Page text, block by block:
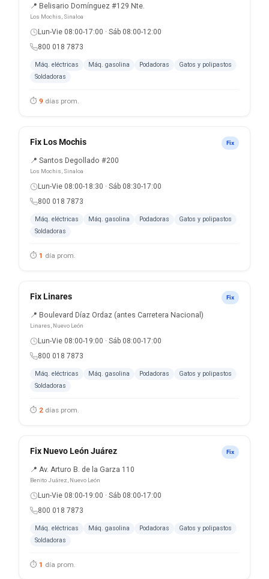
📍 Belisario Domínguez #129 Nte.
Los Mochis, Sinaloa
Lun-Vie 08:00-17:00 · Sáb 08:00-12:00
800 018 7873
Máq. eléctricas Máq. gasolina Podadoras
Gatos y polipastos
Soldadoras
⏱ 9 días prom.
Fix Los Mochis Fix
📍 Santos Degollado #200
Los Mochis, Sinaloa
Lun-Vie 08:00-18:30 · Sáb 08:30-17:00
800 018 7873
Máq. eléctricas Máq. gasolina Podadoras
Gatos y polipastos
Soldadoras
⏱ 1 día prom.
Fix Linares Fix
📍 Boulevard Díaz Ordaz (antes Carretera Nacional)
Linares, Nuevo León
Lun-Vie 08:00-19:00 · Sáb 08:00-17:00
800 018 7873
Máq. eléctricas Máq. gasolina Podadoras
Gatos y polipastos
Soldadoras
⏱ 2 días prom.
Fix Nuevo León Juárez Fix
📍 Av. Arturo B. de la Garza 110
Benito Juárez, Nuevo León
Lun-Vie 08:00-19:00 · Sáb 08:00-17:00
800 018 7873
Máq. eléctricas Máq. gasolina Podadoras
Gatos y polipastos
Soldadoras
⏱ 1 día prom.